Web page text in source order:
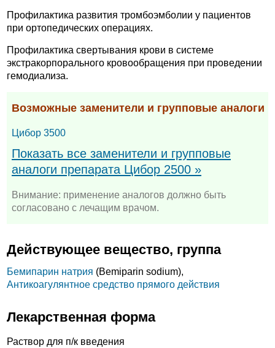
Профилактика развития тромбоэмболии у пациентов
при ортопедических операциях.
Профилактика свертывания крови в системе
экстракорпорального кровообращения при проведении
гемодиализа.
Возможные заменители и групповые аналоги
Цибор 3500
Показать все заменители и групповые
аналоги препарата Цибор 2500 »
Внимание: применение аналогов должно быть
согласовано с лечащим врачом.
Действующее вещество, группа
Бемипарин натрия (Bemiparin sodium),
Антикоагулянтное средство прямого действия
Лекарственная форма
Раствор для п/к введения